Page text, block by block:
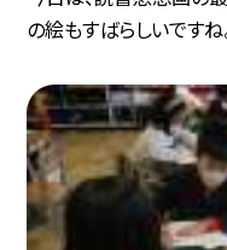
の絵もすばらしいですね